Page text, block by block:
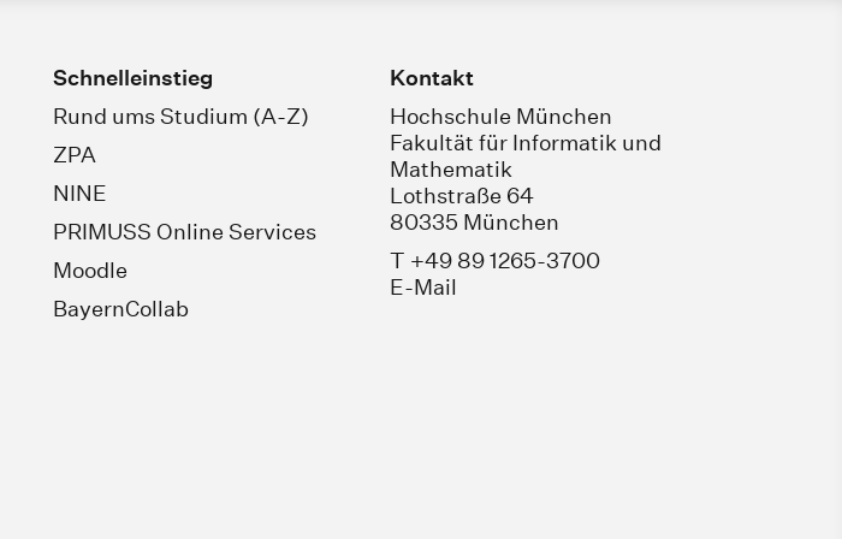
Schnelleinstieg
Rund ums Studium (A-Z)
ZPA
NINE
PRIMUSS Online Services
Moodle
BayernCollab
Kontakt
Hochschule München
Fakultät für Informatik und
Mathematik
Lothstraße 64
80335 München
T +49 89 1265-3700
E-Mail